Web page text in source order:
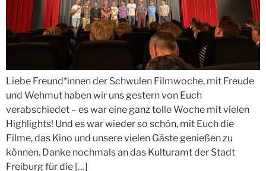
Liebe Freund*innen der Schwulen Filmwoche, mit Freude
und Wehmut haben wir uns gestern von Euch
verabschiedet – es war eine ganz tolle Woche mit vielen
Highlights! Und es war wieder so schön, mit Euch die
Filme, das Kino und unsere vielen Gäste genießen zu
können. Danke nochmals an das Kulturamt der Stadt
Freiburg für die […]